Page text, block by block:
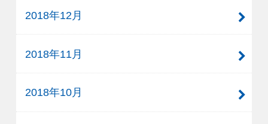
2018年12月
2018年11月
2018年10月